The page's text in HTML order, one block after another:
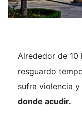
Alrededor de 10
resguardo
sufra violencia
donde acudir.